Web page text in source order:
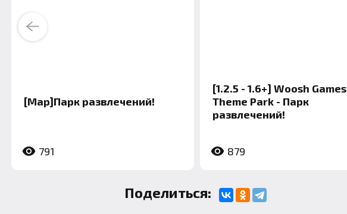
[Map]Парк развлечений!
791
[1.2.5 - 1.6+] Woosh Games
Theme Park - Парк
развлечений!
879
Previous
Поделиться: